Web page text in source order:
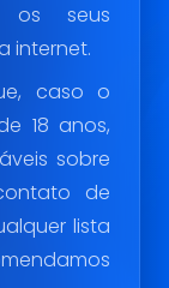
os seus
internet.
caso o
18 anos,
sobre
de
lista